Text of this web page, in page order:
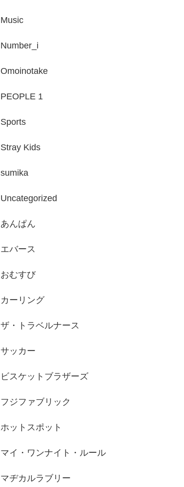
Music
Number_i
Omoinotake
PEOPLE 1
Sports
Stray Kids
sumika
Uncategorized
あんぱん
エバース
おむすび
カーリング
ザ・トラベルナース
サッカー
ビスケットブラザーズ
フジファブリック
ホットスポット
マイ・ワンナイト・ルール
マヂカルラブリー